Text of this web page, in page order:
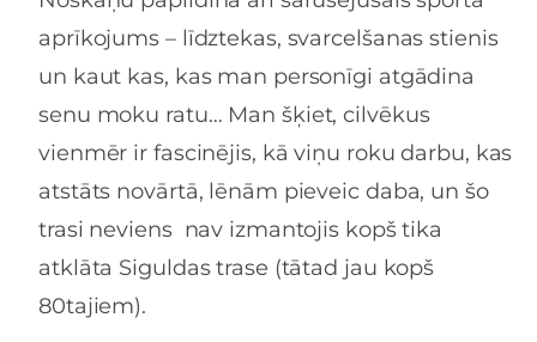
aprīkojums – līdztekas, svarcelšanas stienis
un kaut kas, kas man personīgi atgādina
senu moku ratu… Man šķiet, cilvēkus
vienmēr ir fascinējis, kā viņu roku darbu, kas
atstāts novārtā, lēnām pieveic daba, un šo
trasi neviens nav izmantojis kopš tika
atklāta Siguldas trase (tātad jau kopš
80tajiem).